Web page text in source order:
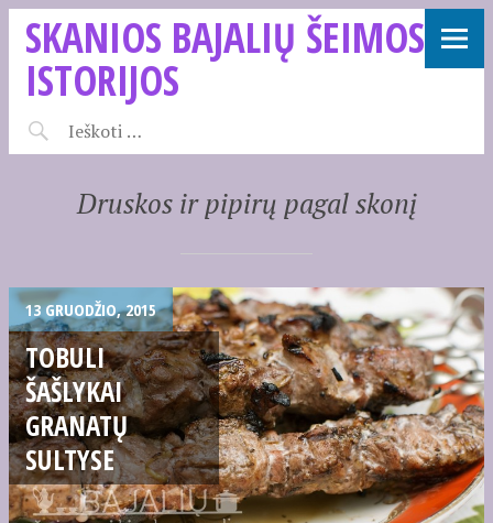
SKANIOS BAJALIŲ ŠEIMOS
ISTORIJOS
Druskos ir pipirų pagal skonį
13 GRUODŽIO, 2015
TOBULI
ŠAŠLYKAI
GRANATŲ
SULTYSE